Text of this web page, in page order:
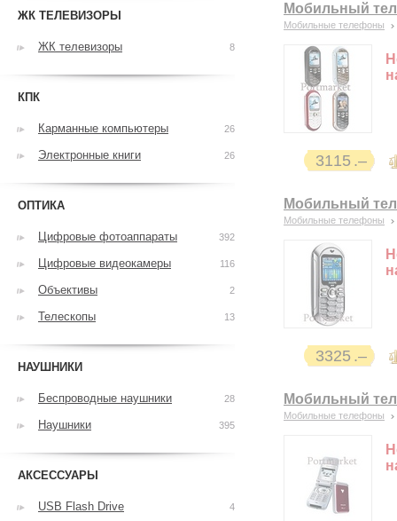
Мобильный
Мобильные телефоны
3115
Мобильный
Мобильные телефоны
3325
Мобильный
Мобильные телефоны
ЖК ТЕЛЕВИЗОРЫ
ЖК телевизоры 8
КПК
Карманные компьютеры 26
Электронные книги 26
ОПТИКА
Цифровые фотоаппараты 392
Цифровые видеокамеры 116
Объективы 2
Телескопы 13
НАУШНИКИ
Беспроводные наушники 28
Наушники 395
АКСЕССУАРЫ
USB Flash Drive 4